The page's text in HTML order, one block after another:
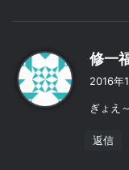
修一
2016年
ぎょえ～
返信